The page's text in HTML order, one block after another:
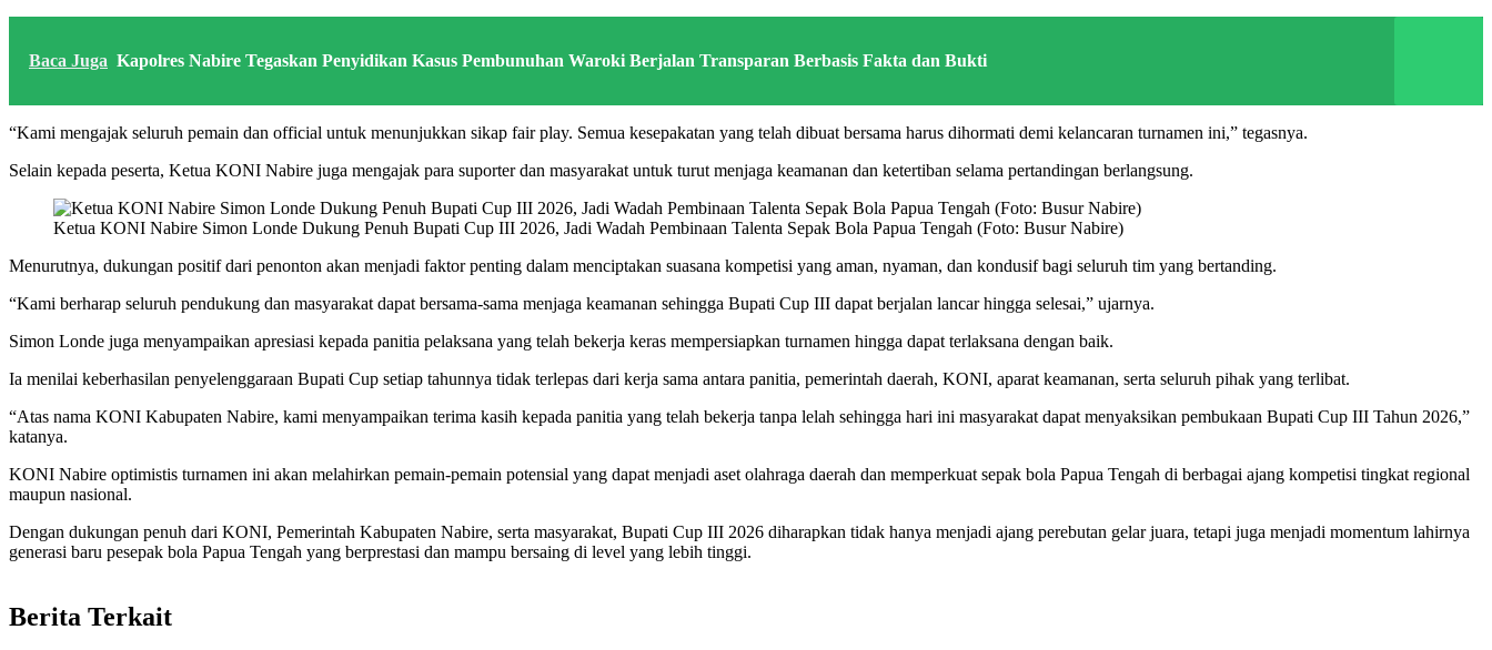
Baca Juga Kapolres Nabire Tegaskan Penyidikan Kasus Pembunuhan Waroki Berjalan Transparan Berbasis Fakta dan Bukti
“Kami mengajak seluruh pemain dan official untuk menunjukkan sikap fair play. Semua kesepakatan yang telah dibuat bersama harus dihormati demi kelancaran turnamen ini,” tegasnya.
Selain kepada peserta, Ketua KONI Nabire juga mengajak para suporter dan masyarakat untuk turut menjaga keamanan dan ketertiban selama pertandingan berlangsung.
Ketua KONI Nabire Simon Londe Dukung Penuh Bupati Cup III 2026, Jadi Wadah Pembinaan Talenta Sepak Bola Papua Tengah (Foto: Busur Nabire)
Menurutnya, dukungan positif dari penonton akan menjadi faktor penting dalam menciptakan suasana kompetisi yang aman, nyaman, dan kondusif bagi seluruh tim yang bertanding.
“Kami berharap seluruh pendukung dan masyarakat dapat bersama-sama menjaga keamanan sehingga Bupati Cup III dapat berjalan lancar hingga selesai,” ujarnya.
Simon Londe juga menyampaikan apresiasi kepada panitia pelaksana yang telah bekerja keras mempersiapkan turnamen hingga dapat terlaksana dengan baik.
Ia menilai keberhasilan penyelenggaraan Bupati Cup setiap tahunnya tidak terlepas dari kerja sama antara panitia, pemerintah daerah, KONI, aparat keamanan, serta seluruh pihak yang terlibat.
“Atas nama KONI Kabupaten Nabire, kami menyampaikan terima kasih kepada panitia yang telah bekerja tanpa lelah sehingga hari ini masyarakat dapat menyaksikan pembukaan Bupati Cup III Tahun 2026,”
katanya.
KONI Nabire optimistis turnamen ini akan melahirkan pemain-pemain potensial yang dapat menjadi aset olahraga daerah dan memperkuat sepak bola Papua Tengah di berbagai ajang kompetisi tingkat regional
maupun nasional.
Dengan dukungan penuh dari KONI, Pemerintah Kabupaten Nabire, serta masyarakat, Bupati Cup III 2026 diharapkan tidak hanya menjadi ajang perebutan gelar juara, tetapi juga menjadi momentum lahirnya
generasi baru pesepak bola Papua Tengah yang berprestasi dan mampu bersaing di level yang lebih tinggi.
Berita Terkait